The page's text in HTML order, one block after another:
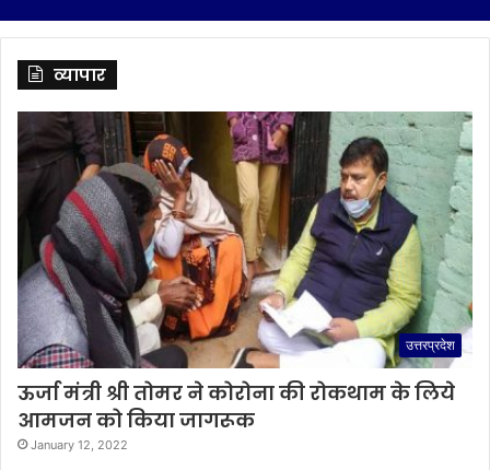
व्यापार
उत्तरप्रदेश
ऊर्जा मंत्री श्री तोमर ने कोरोना की रोकथाम के लिये
आमजन को किया जागरूक
January 12, 2022